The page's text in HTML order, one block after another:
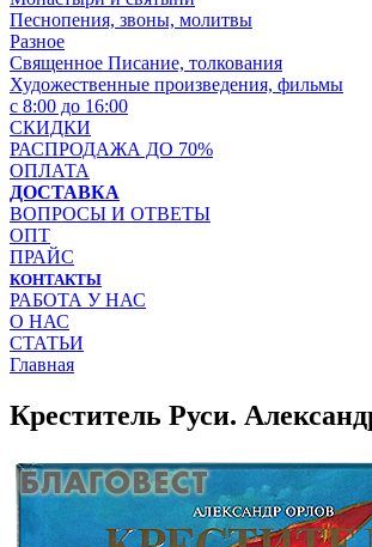
Песнопения, звоны, молитвы
Разное
Священное Писание, толкования
Художественные произведения, фильмы
с 8:00 до 16:00
СКИДКИ
РАСПРОДАЖА ДО 70%
ОПЛАТА
ДОСТАВКА
ВОПРОСЫ И ОТВЕТЫ
ОПТ
ПРАЙС
КОНТАКТЫ
РАБОТА У НАС
О НАС
СТАТЬИ
Главная
Креститель Руси.